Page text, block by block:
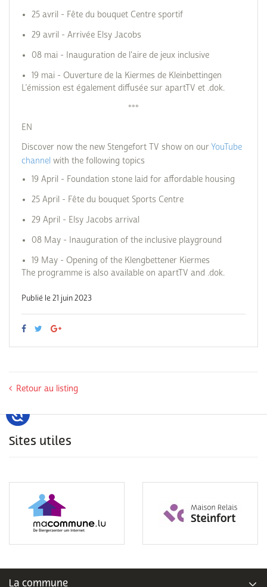
25 avril - Fête du bouquet Centre sportif
29 avril - Arrivée Elsy Jacobs
08 mai - Inauguration de l'aire de jeux inclusive
19 mai - Ouverture de la Kiermes de Kleinbettingen
L’émission est également diffusée sur apartTV et .dok.
***
EN
Discover now the new Stengefort TV show on ourYouTube
channel with the following topics
19 April - Foundation stone laid for affordable housing
25 April - Fête du bouquet Sports Centre
29 April - Elsy Jacobs arrival
08 May - Inauguration of the inclusive playground
19 May - Opening of the Klengbettener Kiermes
The programme is also available on apartTV and .dok.
Publié le 21 juin 2023
Retour au listing
Sites utiles
La commune